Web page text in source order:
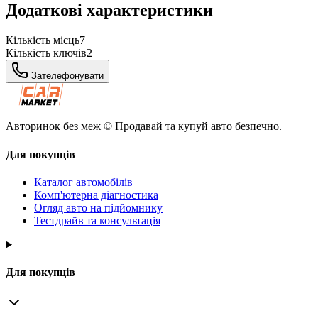
Додаткові характеристики
Кількість місць7
Кількість ключів2
Зателефонувати
Авторинок без меж © Продавай та купуй авто безпечно.
Для покупців
Каталог автомобілів
Комп'ютерна діагностика
Огляд авто на підйомнику
Тестдрайв та консультація
Для покупців